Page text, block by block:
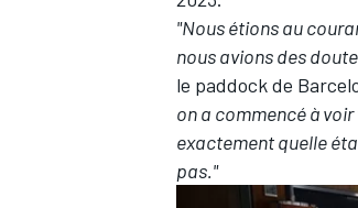
"Nous étions au
nous avions des
le paddock de
on a commencé à
exactement quelle
pas."